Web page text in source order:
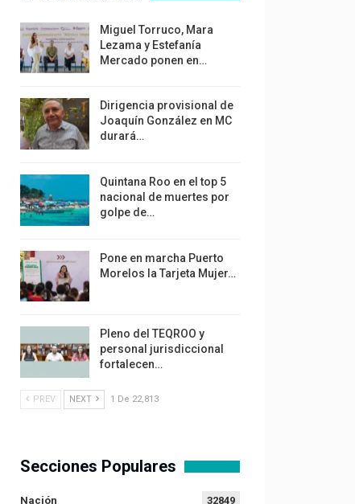
Miguel Torruco, Mara
Lezama y Estefanía
Mercado ponen en…
Dirigencia provisional de
Joaquín González en MC
durará…
Quintana Roo en el top 5
nacional de muertes por
golpe de…
Pone en marcha Puerto
Morelos la Tarjeta Mujer…
Pleno del TEQROO y
personal jurisdiccional
fortalecen…
PREV NEXT 1 De 22,813
Secciones Populares
Nación 32849